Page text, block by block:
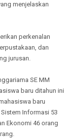
menjelaskan
perkenalan
dan
jurusan.
SE MM
baru ditahun ini
baru
Informasi 53
Ekonomi 46 orang